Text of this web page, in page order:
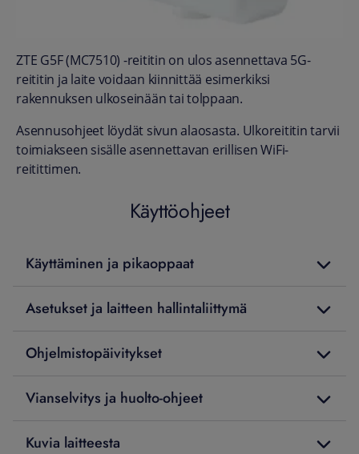
ZTE G5F (MC7510) -reititin on ulos asennettava 5G-
reititin ja laite voidaan kiinnittää esimerkiksi
rakennuksen ulkoseinään tai tolppaan.
Asennusohjeet löydät sivun alaosasta. Ulkoreititin tarvii
toimiakseen sisälle asennettavan erillisen WiFi-
reitittimen.
Käyttöohjeet
Käyttäminen ja pikaoppaat
Asetukset ja laitteen hallintaliittymä
Ohjelmistopäivitykset
Vianselvitys ja huolto-ohjeet
Kuvia laitteesta